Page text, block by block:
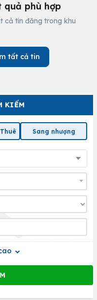
KIẾM
Sang nhượng
phù hợp
cả tin đăng trong khu
tất cả tin